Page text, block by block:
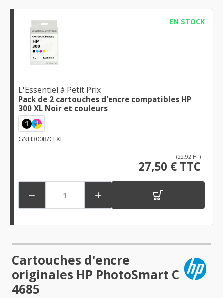
EN STOCK
L'Essentiel à Petit Prix
Pack de 2 cartouches d'encre compatibles HP
300 XL Noir et couleurs
1 1
GNH300B/CLXL
(22,92 HT)
27,50 € TTC
 
Cartouches d'encre
originales HP PhotoSmart C
4685